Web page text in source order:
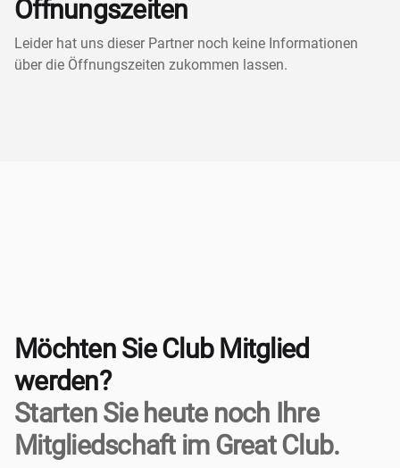
Öffnungszeiten
Leider hat uns dieser Partner noch keine Informationen
über die Öffnungszeiten zukommen lassen.
Möchten Sie Club Mitglied
werden?
Starten Sie heute noch Ihre
Mitgliedschaft im Great Club.